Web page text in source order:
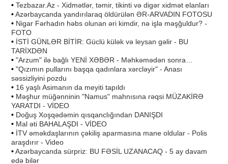
• Tezbazar.Az - Xidmətlər, təmir, tikinti və digər xidmət elanları
•Azərbaycanda yandırılaraq öldürülən ƏR-ARVADIN FOTOSU
• Nigar Fərhadın həbs olunan əri kimdir, nə işlə məşğuldur? -
FOTO
• İSTİ GÜNLƏR BİTİR: Güclü külək və leysan gəlir - BU
TARİXDƏN
• "Arzum" ilə bağlı YENİ XƏBƏR - Məhkəmədən sonra…
• "Qızımın pullarını başqa qadınlara xərcləyir" - Anası
səssizliyini pozdu
• 16 yaşlı Asimanın da meyiti tapıldı
• Məşhur müğənninin "Namus" mahnısına rəqsi MÜZAKİRƏ
YARATDI - VİDEO
• Doğuş Xoşqədəmin qısqanclığından DANIŞDI
• Mal əti BAHALAŞDI - VİDEO
• İTV əməkdaşlarının çəkiliş aparmasına mane oldular - Polis
araşdırır - Video
•Azərbaycanda sürpriz: BU FƏSİL UZANACAQ - 5 ay davam
edə bilər